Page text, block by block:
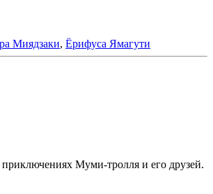
Миядзаки, Ёрифуса Ямагути
Муми-тролля и его друзей.